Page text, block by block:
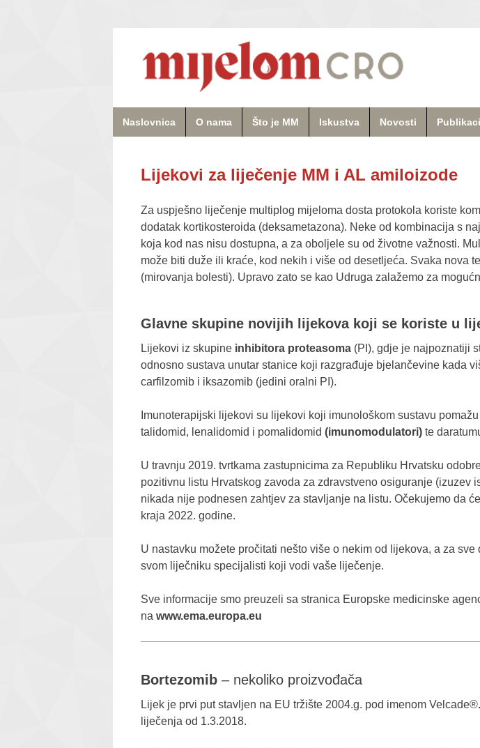
Naslovnica O nama Što je MM Iskustva Novosti
Lijekovi za liječenje MM i AL amiloizode
Za uspješno liječenje multiplog mijeloma dosta protokola koriste
dodatak kortikosteroida (deksametazona). Neke od kombinacija s
koja kod nas nisu dostupna, a za oboljele su od životne važnosti.
može biti duže ili kraće, kod nekih i više od desetljeća. Svaka nova
(mirovanja bolesti). Upravo zato se kao Udruga zalažemo za
Glavne skupine novijih lijekova koji se koriste u
Lijekovi iz skupine inhibitora proteasoma (PI), gdje je najpoznatiji
odnosno sustava unutar stanice koji razgrađuje bjelančevine kada
carfilzomib i iksazomib (jedini oralni PI).
Imunoterapijski lijekovi su lijekovi koji imunološkom sustavu
talidomid, lenalidomid i pomalidomid (imunomodulatori) te
U travnju 2019. tvrtkama zastupnicima za Republiku Hrvatsku
pozitivnu listu Hrvatskog zavoda za zdravstveno osiguranje
nikada nije podnesen zahtjev za stavljanje na listu. Očekujemo da
kraja 2022. godine.
U nastavku možete pročitati nešto više o nekim od lijekova, a za
svom liječniku specijalisti koji vodi vaše liječenje.
Sve informacije smo preuzeli sa stranica Europske medicinske
na www.ema.europa.eu
Bortezomib – nekoliko proizvođača
Lijek je prvi put stavljen na EU tržište 2004.g. pod imenom Velcade®.
liječenja od 1.3.2018.